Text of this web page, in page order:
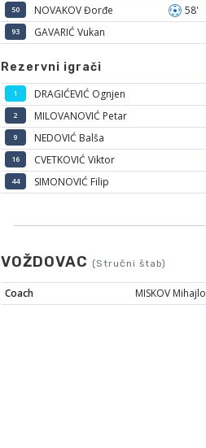
50 NOVAKOV Đorđe 58'
93 GAVARIĆ Vukan
Rezervni igrači
1 DRAGIĆEVIĆ Ognjen
2 MILOVANOVIĆ Petar
9 NEDOVIĆ Balša
16 CVETKOVIĆ Viktor
44 SIMONOVIĆ Filip
VOŽDOVAC (Stručni štab)
Coach MISKOV Mihajlo